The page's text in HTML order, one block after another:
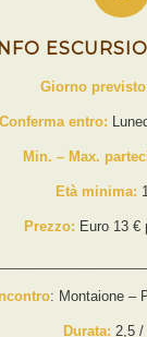
Giorno previsto
Conferma entro:
Min. – Max.
Età minima:
Prezzo: Euro 13 €
: Montaione –
Durata: 2,5 /